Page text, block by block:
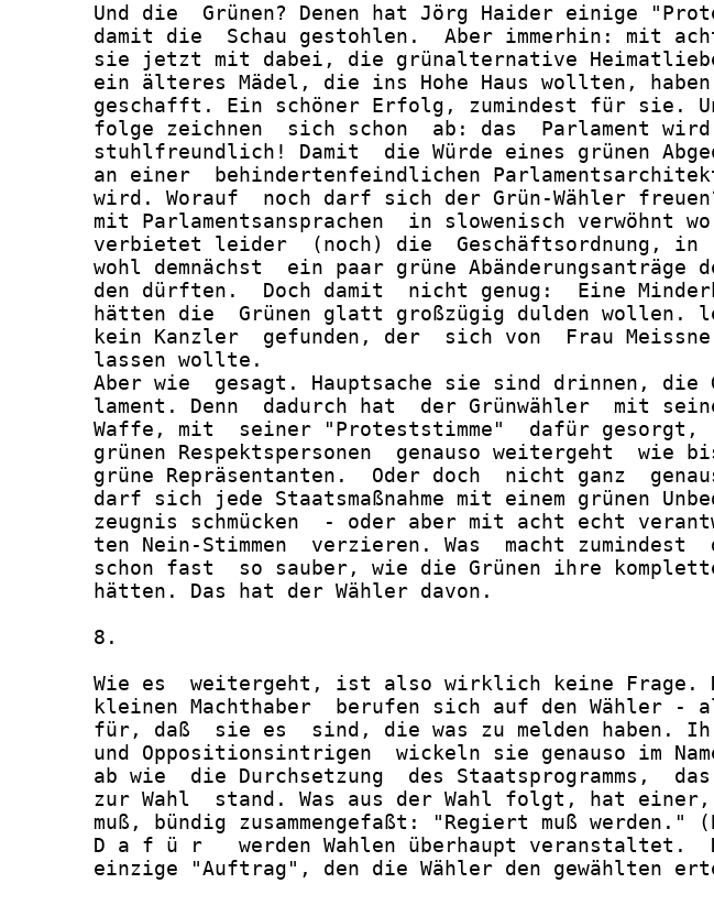
Und die  Grünen? Denen hat Jörg Haider einige
damit die  Schau gestohlen.  Aber immerhin: mit
sie jetzt mit dabei, die grünalternative
ein älteres Mädel, die ins Hohe Haus wollten,
geschafft. Ein schöner Erfolg, zumindest für sie.
folge zeichnen  sich schon  ab: das  Parlament
stuhlfreundlich! Damit  die Würde eines grünen
an einer  behindertenfeindlichen
wird. Worauf  noch darf sich der Grün-Wähler
mit Parlamentsansprachen  in slowenisch verwöhnt
verbietet leider  (noch) die  Geschäftsordnung, in
wohl demnächst  ein paar grüne Abänderungsanträge
den dürften.  Doch damit  nicht genug:  Eine
hätten die  Grünen glatt großzügig dulden wollen.
kein Kanzler  gefunden, der  sich von  Frau
       lassen wollte.
Aber wie  gesagt. Hauptsache sie sind drinnen, die
lament. Denn  dadurch hat  der Grünwähler  mit
Waffe, mit  seiner "Proteststimme"  dafür gesorgt,
grünen Respektspersonen  genauso weitergeht  wie
grüne Repräsentanten.  Oder doch  nicht ganz
darf sich jede Staatsmaßnahme mit einem grünen
zeugnis schmücken  - oder aber mit acht echt
ten Nein-Stimmen  verzieren. Was  macht zumindest
schon fast  so sauber, wie die Grünen ihre
       hätten. Das hat der Wähler davon.
       8.
Wie es  weitergeht, ist also wirklich keine Frage.
kleinen Machthaber  berufen sich auf den Wähler -
für, daß  sie es  sind, die was zu melden haben.
und Oppositionsintrigen  wickeln sie genauso im
ab wie  die Durchsetzung  des Staatsprogramms,
zur Wahl  stand. Was aus der Wahl folgt, hat
muß, bündig zusammengefaßt: "Regiert muß werden."
D a f ü r   werden Wahlen überhaupt veranstaltet.
einzige "Auftrag", den die Wähler den gewählten